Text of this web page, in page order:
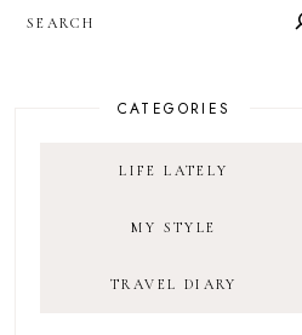
CATEGORIES
LIFE LATELY
MY STYLE
TRAVEL DIARY